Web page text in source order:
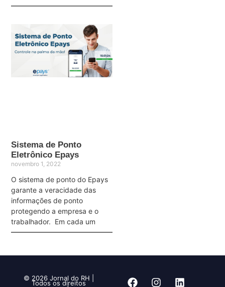
Sistema de Ponto
Eletrônico Epays
novembro 1, 2022
O sistema de ponto do Epays
garante a veracidade das
informações de ponto
protegendo a empresa e o
trabalhador. Em cada um
© 2026 Jornal do RH |
Todos os direitos